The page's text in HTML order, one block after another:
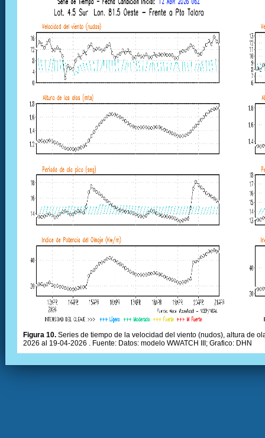
Figura 10. Series de tiempo de la velocidad del viento (nudos), altura de
2026 al 19-04-2026 . Fuente: Datos: modelo WWATCH III; Grafico: DHN